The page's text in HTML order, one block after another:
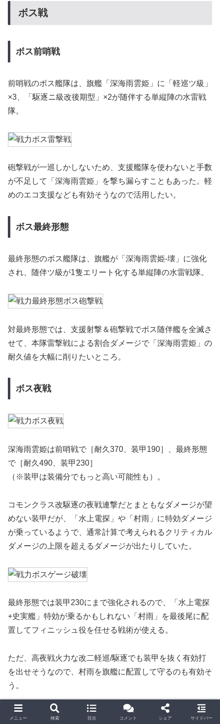
ボス戦
ボス前哨戦
前哨戦のボス艦隊は、旗艦「深海雨雲姫」に「軽巡ツ級」
×3、「駆逐ニ級改後期型」×2が随伴する単縦陣の水雷戦
隊。
砲撃戦が一巡しかしないため、支援艦隊を使わないと手数
が不足して「深海雨雲姫」を撃ち漏らすこともあった。軽
めのエコ支援なども有効そうなので活用したい。
ボス最終形態
最終形態のボス艦隊は、旗艦が「深海雨雲姫-壊」に強化
され、随伴ツ級が1隻エリート化する単縦陣の水雷戦隊。
対最終形態では、支援射撃＆砲撃戦でボス随伴艦を全滅さ
せて、本隊雷撃戦による割合ダメージで「深海雨雲姫」の
耐久値を大幅に削りたいところ。
ボス夜戦
深海雨雲姫は前哨戦で［耐久370、装甲190］、最終形態
で［耐久490、装甲230］
（※装甲は装備分でもっと高い可能性も）。
コモンクラス改駆逐の夜戦連撃だとまともなダメージが望
めない装甲だが、「水上電探」や「村雨」に特効ダメージ
が乗っているようで、通常計算で考えられるクリティカル
ダメージの上限を超えるダメージが出たりしていた。
最終形態では装甲230にまで強化されるので、「水上電探
+史実艦」特効が乗るかもしれない「村雨」を最後尾に配
置してフィニッシュ役を任せる戦術が使える。
ただ、高夜戦火力な改二軽巡/駆逐でも装甲を抜く有効打
を出せそうなので、村雨を旗艦に配置して守るのも有効そ
う。
友軍艦隊について
メニュー 検索 目次 コメント シェア サイドバー